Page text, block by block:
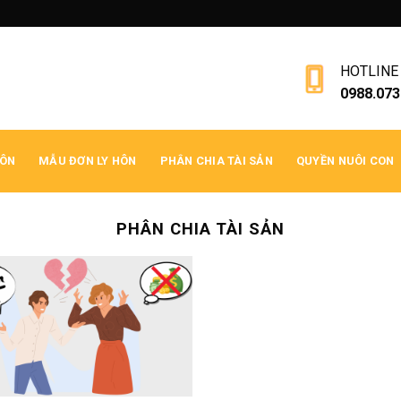
HOTLINE
MẪU ĐƠN LY HÔN PHÂN CHIA TÀI SẢN QUYỀN NUÔI CON
PHÂN CHIA TÀI SẢN